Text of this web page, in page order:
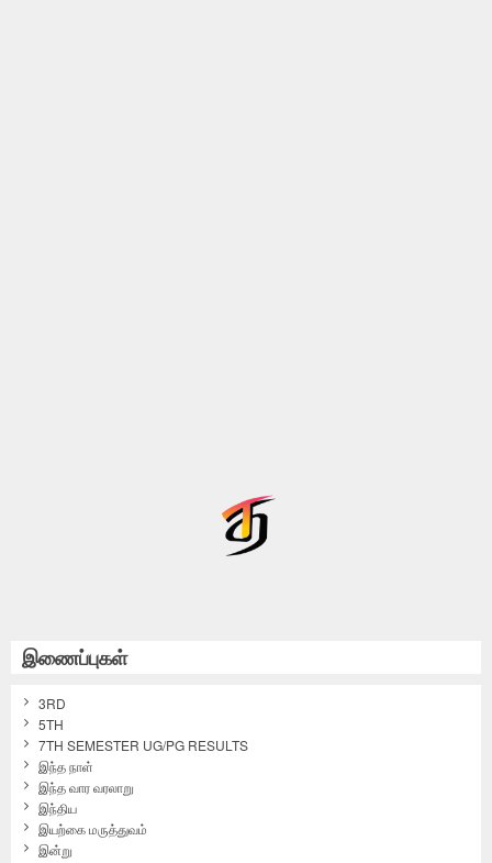
இணைப்புகள்
3RD
5TH
7TH SEMESTER UG/PG RESULTS
இந்த நாள்
இந்த வார வரலாறு
இந்திய
இயற்கை மருத்துவம்
இன்று